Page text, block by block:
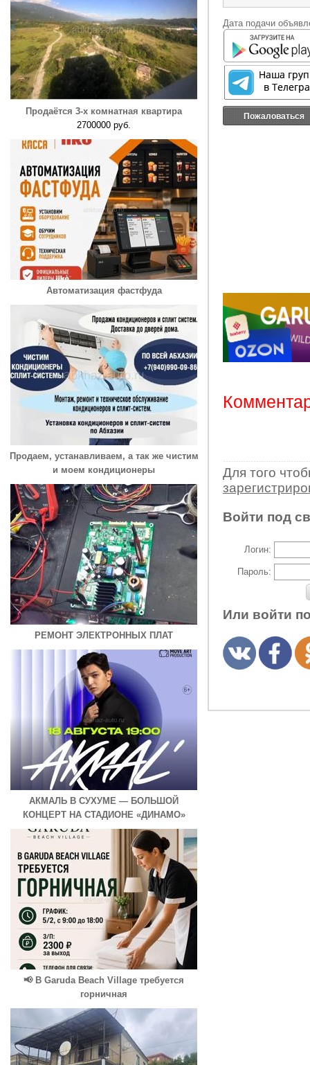
Продаётся 3-х комнатная квартира
2700000 руб.
Автоматизация фастфуда
Продаем, устанавливаем, а так же чистим
и моем кондиционеры
РЕМОНТ ЭЛЕКТРОННЫХ ПЛАТ
АКМАЛЬ В СУХУМЕ — БОЛЬШОЙ
КОНЦЕРТ НА СТАДИОНЕ «ДИНАМО»
📢 В Garuda Beach Village требуется
горничная
Дата подачи
Пожаловаться
Для того
Войти под
Логин:
Пароль:
Или войти